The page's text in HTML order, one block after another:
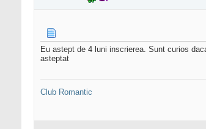
Eu astept de 4 luni inscrierea. Sunt curios
asteptat
Club Romantic